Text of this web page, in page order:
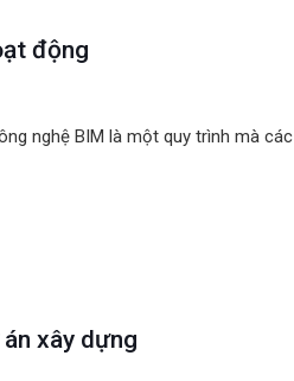
động
nghệ BIM là một quy trình mà các
xây dựng